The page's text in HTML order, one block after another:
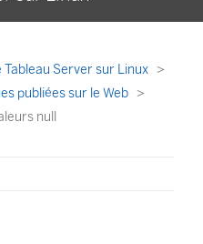
Tableau Server sur Linux
publiées sur le Web
null